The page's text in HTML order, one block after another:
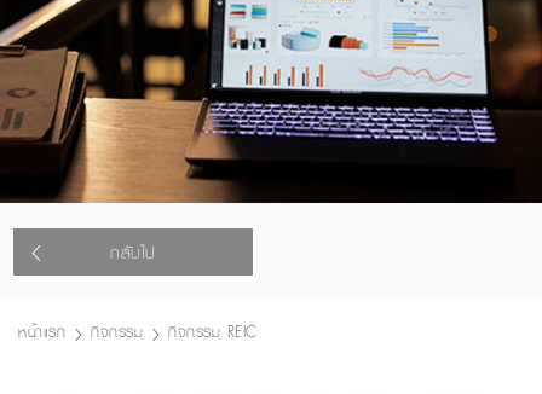
กลับไป
หน้าแรก กิจกรรม กิจกรรม REIC